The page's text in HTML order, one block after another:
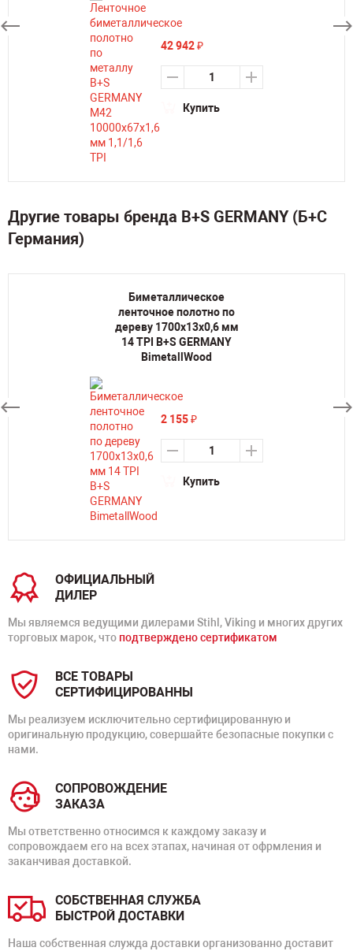
42 942₽
Купить
Другие товары бренда B+S GERMANY (Б+С
Германия)
Биметаллическое
ленточное полотно по
дереву 1700х13х0,6 мм
14 TPI B+S GERMANY
BimetallWood
2 155₽
Купить
ОФИЦИАЛЬНЫЙ
ДИЛЕР
Мы являемся ведущими дилерами Stihl, Viking и многих других
торговых марок, что подтверждено сертификатом
ВСЕ ТОВАРЫ
СЕРТИФИЦИРОВАННЫ
Мы реализуем исключительно сертифицированную и
оригинальную продукцию, совершайте безопасные покупки с
нами.
СОПРОВОЖДЕНИЕ
ЗАКАЗА
Мы ответственно относимся к каждому заказу и
сопровождаем его на всех этапах, начиная от офрмления и
заканчивая доставкой.
СОБСТВЕННАЯ СЛУЖБА
БЫСТРОЙ ДОСТАВКИ
Наша собственная служда доставки организованно доставит